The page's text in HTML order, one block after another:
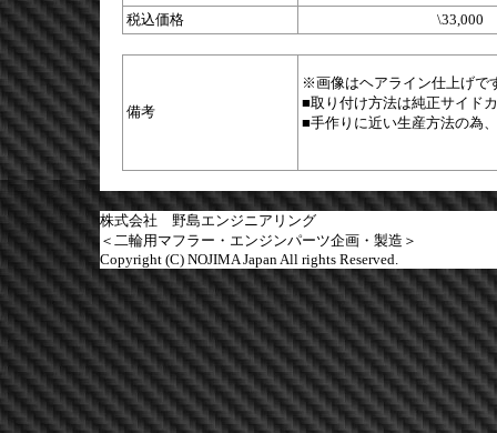
税込価格 \33,000
備考
※画像はヘアライン仕上げで
■取り付け方法は純正サイド
■手作りに近い生産方法の為
株式会社 野島エンジニアリング
＜二輪用マフラー・エンジンパーツ企画・製造＞
Copyright (C) NOJIMA Japan All rights Reserved.